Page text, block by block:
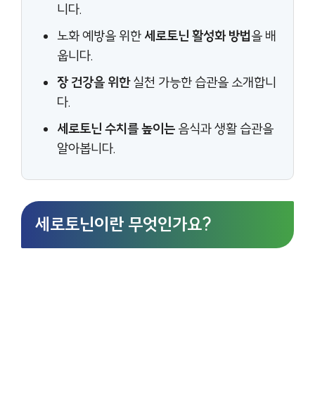
니다.
노화 예방을 위한 세로토닌 활성화 방법을 배
웁니다.
장 건강을 위한실천 가능한 습관을 소개합니
다.
세로토닌 수치를 높이는음식과 생활 습관을
알아봅니다.
세로토닌이란 무엇인가요?